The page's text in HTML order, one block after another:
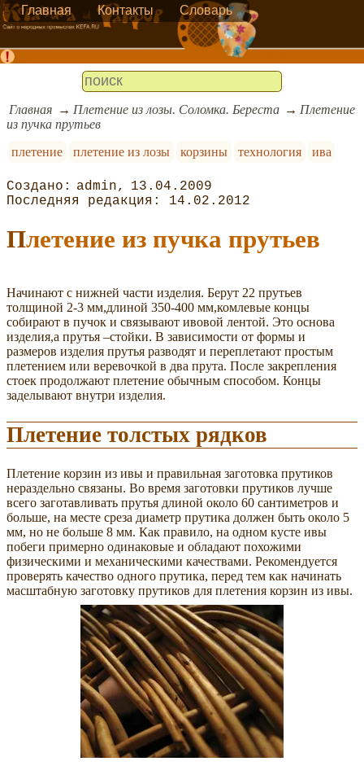
Главная Контакты Словарь
Главная Плетение из лозы. Соломка. Береста
Плетение
из пучка прутьев
плетение
плетение из лозы корзины технология ива
admin
13.04.2009
14.02.2012
Плетение из пучка прутьев
Начинают с нижней части изделия. Берут 22 прутьев
толщиной 2-3 мм,длиной 350-400 мм,комлевые концы
собирают в пучок и связывают ивовой лентой. Это основа
изделия,а прутья –стойки. В зависимости от формы и
размеров изделия прутья разводят и переплетают простым
плетением или веревочкой в два прута. После закрепления
стоек продолжают плетение обычным способом. Концы
заделывают внутри изделия.
Плетение толстых рядков
Плетение корзин из ивы и правильная заготовка прутиков
нераздельно связаны. Во время заготовки прутиков лучше
всего заготавливать прутья длиной около 60 сантиметров и
больше, на месте среза диаметр прутика должен быть около 5
мм, но не больше 8 мм. Как правило, на одном кусте ивы
побеги примерно одинаковые и обладают похожими
физическими и механическими качествами. Рекомендуется
проверять качество одного прутика, перед тем как начинать
масштабную заготовку прутиков для плетения корзин из ивы.